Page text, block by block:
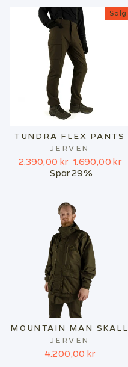
Salg
TUNDRA FLEX PANTS
JERVEN
Ordinær
2.390,00 kr Salgspris
1.690,00 kr
Spar 29%
MOUNTAIN MAN SKALL
JERVEN
4.200,00 kr